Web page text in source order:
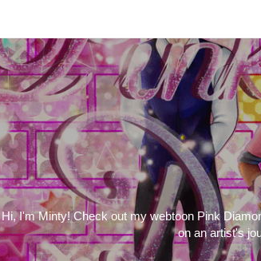
Hi, I'm Minty! Check out my webtoon Pink
on an artist's